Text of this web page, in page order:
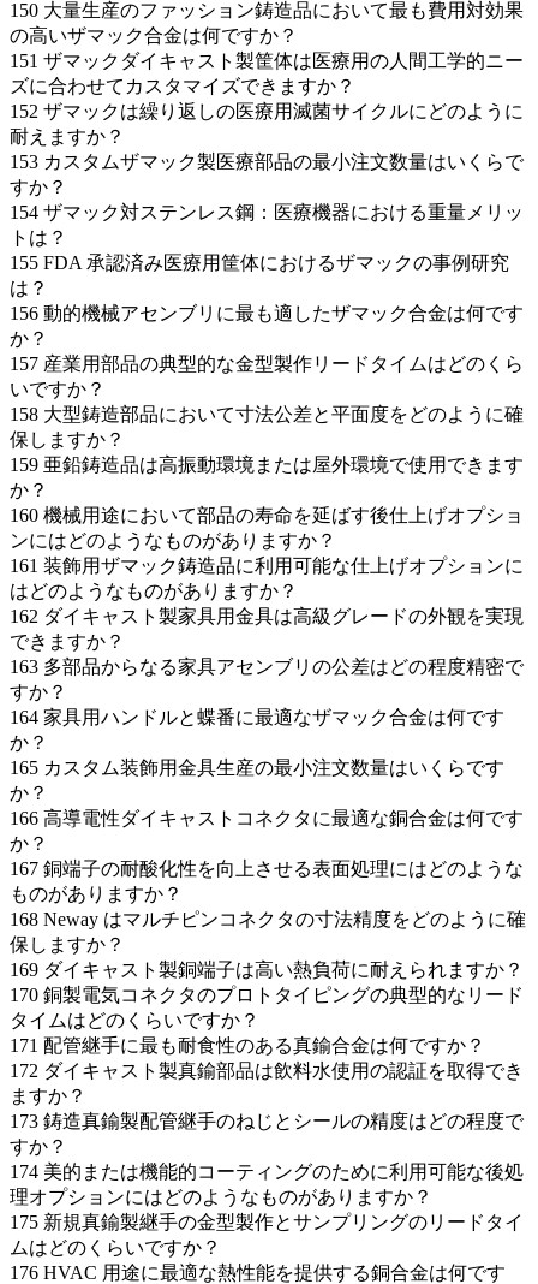
150 大量生産のファッション鋳造品において最も費用対効果
の高いザマック合金は何ですか？
151 ザマックダイキャスト製筐体は医療用の人間工学的ニー
ズに合わせてカスタマイズできますか？
152 ザマックは繰り返しの医療用滅菌サイクルにどのように
耐えますか？
153 カスタムザマック製医療部品の最小注文数量はいくらで
すか？
154 ザマック対ステンレス鋼：医療機器における重量メリッ
トは？
155 FDA 承認済み医療用筐体におけるザマックの事例研究
は？
156 動的機械アセンブリに最も適したザマック合金は何です
か？
157 産業用部品の典型的な金型製作リードタイムはどのくら
いですか？
158 大型鋳造部品において寸法公差と平面度をどのように確
保しますか？
159 亜鉛鋳造品は高振動環境または屋外環境で使用できます
か？
160 機械用途において部品の寿命を延ばす後仕上げオプショ
ンにはどのようなものがありますか？
161 装飾用ザマック鋳造品に利用可能な仕上げオプションに
はどのようなものがありますか？
162 ダイキャスト製家具用金具は高級グレードの外観を実現
できますか？
163 多部品からなる家具アセンブリの公差はどの程度精密で
すか？
164 家具用ハンドルと蝶番に最適なザマック合金は何です
か？
165 カスタム装飾用金具生産の最小注文数量はいくらです
か？
166 高導電性ダイキャストコネクタに最適な銅合金は何です
か？
167 銅端子の耐酸化性を向上させる表面処理にはどのような
ものがありますか？
168 Neway はマルチピンコネクタの寸法精度をどのように確
保しますか？
169 ダイキャスト製銅端子は高い熱負荷に耐えられますか？
170 銅製電気コネクタのプロトタイピングの典型的なリード
タイムはどのくらいですか？
171 配管継手に最も耐食性のある真鍮合金は何ですか？
172 ダイキャスト製真鍮部品は飲料水使用の認証を取得でき
ますか？
173 鋳造真鍮製配管継手のねじとシールの精度はどの程度で
すか？
174 美的または機能的コーティングのために利用可能な後処
理オプションにはどのようなものがありますか？
175 新規真鍮製継手の金型製作とサンプリングのリードタイ
ムはどのくらいですか？
176 HVAC 用途に最適な熱性能を提供する銅合金は何です